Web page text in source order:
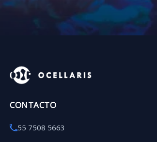
CONTACTO
55 7508 5663